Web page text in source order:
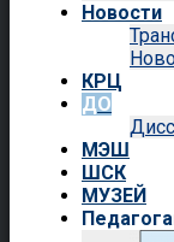
Новости
КРЦ
ДО
МЭШ
ШСК
МУЗЕЙ